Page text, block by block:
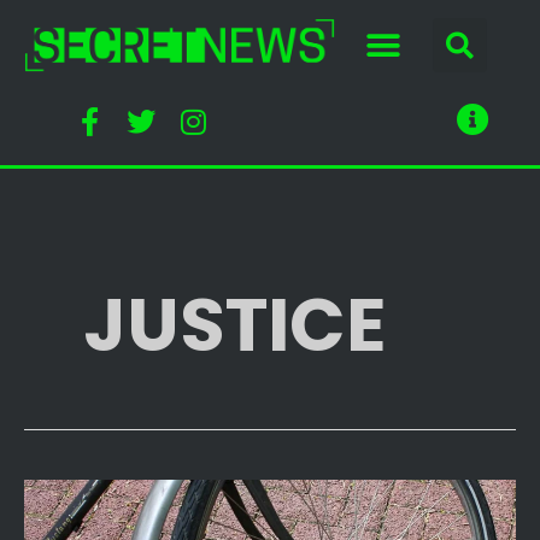
JUSTICE
Radicalisation
: